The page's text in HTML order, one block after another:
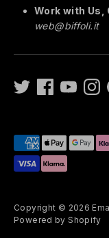
Work with Us,
web@biffoli.it
Copyright © 2026
Powered by Shopify
Payment
methods
accepted